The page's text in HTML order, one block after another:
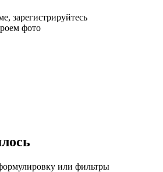
зарегистрируйтесь
фото
или фильтры